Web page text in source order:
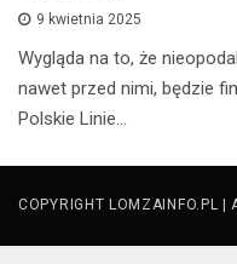
9 kwietnia 2025
Wygląda na to, że
nawet przed nimi, będzie
Polskie Linie…
COPYRIGHT LOMZAINFO.PL |